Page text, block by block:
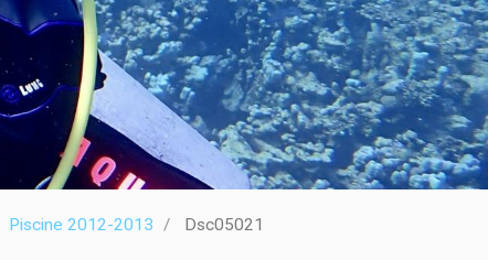
Piscine 2012-2013 Dsc05021